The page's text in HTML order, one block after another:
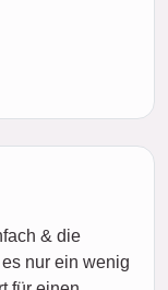
& die
nur ein wenig